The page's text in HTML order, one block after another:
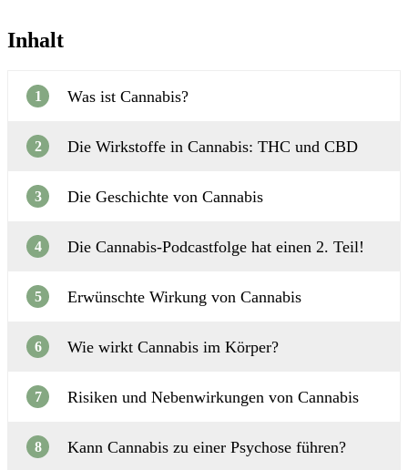
Inhalt
1 Was ist Cannabis?
2 Die Wirkstoffe in Cannabis: THC und CBD
3 Die Geschichte von Cannabis
4 Die Cannabis-Podcastfolge hat einen 2. Teil!
5 Erwünschte Wirkung von Cannabis
6 Wie wirkt Cannabis im Körper?
7 Risiken und Nebenwirkungen von Cannabis
8 Kann Cannabis zu einer Psychose führen?